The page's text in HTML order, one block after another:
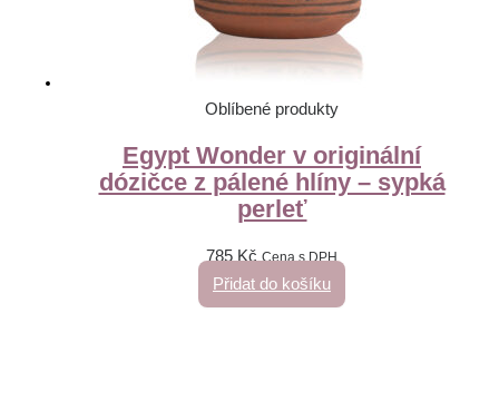
Oblíbené produkty
Egypt Wonder v originální
dózičce z pálené hlíny – sypká
perleť
785 Kč Cena s DPH
Přidat do košíku